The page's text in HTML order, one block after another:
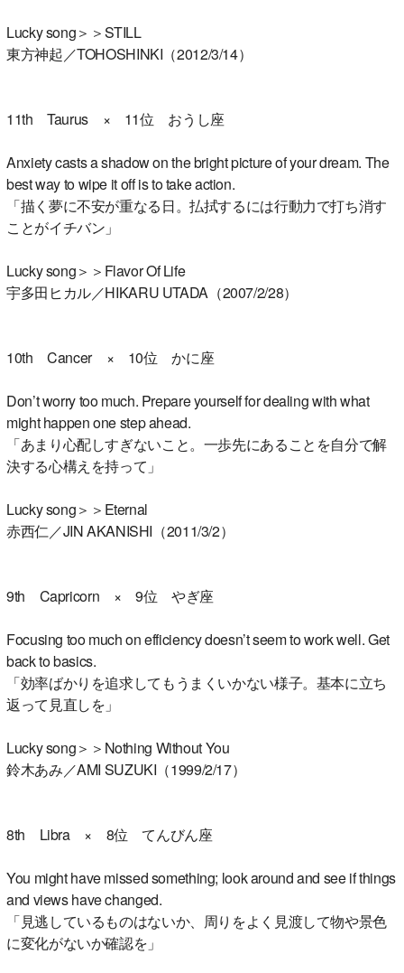
Lucky song＞＞STILL
東方神起／TOHOSHINKI（2012/3/14）
11th Taurus × 11位 おうし座
Anxiety casts a shadow on the bright picture of your dream. The
best way to wipe it off is to take action.
「描く夢に不安が重なる日。払拭するには行動力で打ち消す
ことがイチバン」
Lucky song＞＞Flavor Of Life
宇多田ヒカル／HIKARU UTADA（2007/2/28）
10th Cancer × 10位 かに座
Don’t worry too much. Prepare yourself for dealing with what
might happen one step ahead.
「あまり心配しすぎないこと。一歩先にあることを自分で解
決する心構えを持って」
Lucky song＞＞Eternal
赤西仁／JIN AKANISHI（2011/3/2）
9th Capricorn × 9位 やぎ座
Focusing too much on efficiency doesn’t seem to work well. Get
back to basics.
「効率ばかりを追求してもうまくいかない様子。基本に立ち
返って見直しを」
Lucky song＞＞Nothing Without You
鈴木あみ／AMI SUZUKI（1999/2/17）
8th Libra × 8位 てんびん座
You might have missed something; look around and see if things
and views have changed.
「見逃しているものはないか、周りをよく見渡して物や景色
に変化がないか確認を」